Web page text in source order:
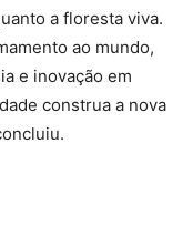
a floresta viva.
ao mundo,
e inovação em
construa a nova